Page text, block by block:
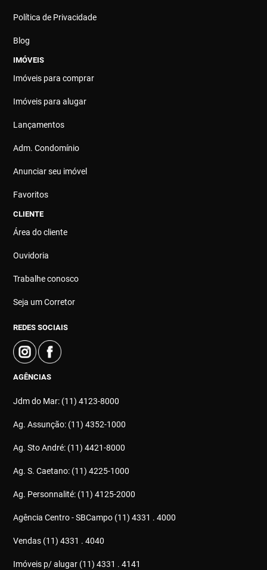
Política de Privacidade
Blog
IMÓVEIS
Imóveis para comprar
Imóveis para alugar
Lançamentos
Adm. Condomínio
Anunciar seu imóvel
Favoritos
CLIENTE
Área do cliente
Ouvidoria
Trabalhe conosco
Seja um Corretor
REDES SOCIAIS
AGÊNCIAS
Jdm do Mar: (11) 4123-8000
Ag. Assunção: (11) 4352-1000
Ag. Sto André: (11) 4421-8000
Ag. S. Caetano: (11) 4225-1000
Ag. Personnalité: (11) 4125-2000
Agência Centro - SBCampo (11) 4331 . 4000
Vendas (11) 4331 . 4040
Imóveis p/ alugar (11) 4331 . 4141